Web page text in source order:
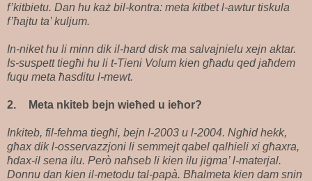
f’kitbietu. Dan hu każ bil-kontra: meta kitbet l-awtur tiskula
f’ħajtu ta’ kuljum.
In-niket hu li minn dik il-hard disk ma salvajnielu xejn aktar.
Is-suspett tiegħi hu li t-Tieni Volum kien għadu qed jaħdem
fuqu meta ħasditu l-mewt.
Meta nkiteb bejn wieħed u ieħor?
Inkiteb, fil-fehma tiegħi, bejn l-2003 u l-2004. Ngħid hekk,
għax dik l-osservazzjoni li semmejt qabel qalhieli xi għaxra,
ħdax-il sena ilu. Però naħseb li kien ilu jiġma’ l-materjal.
Donnu dan kien il-metodu tal-papà. Bħalmeta kien dam snin